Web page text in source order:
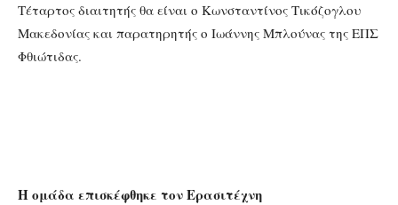
Τέταρτος διαιτητής θα είναι ο Κωνσταντίνος Τικόζογλου
Μακεδονίας και παρατηρητής ο Ιωάννης Μπλούνας της ΕΠΣ
Φθιώτιδας.
Η ομάδα επισκέφθηκε τον Ερασιτέχνη